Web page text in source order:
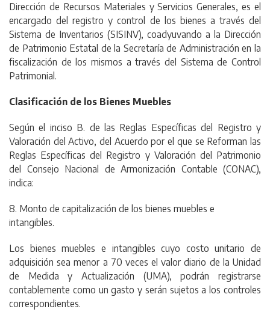
Dirección de Recursos Materiales y Servicios Generales, es el
encargado del registro y control de los bienes a través del
Sistema de Inventarios (SISINV), coadyuvando a la Dirección
de Patrimonio Estatal de la Secretaría de Administración en la
fiscalización de los mismos a través del Sistema de Control
Patrimonial.
Clasificación de los Bienes Muebles
Según el inciso B. de las Reglas Específicas del Registro y
Valoración del Activo, del Acuerdo por el que se Reforman las
Reglas Específicas del Registro y Valoración del Patrimonio
del Consejo Nacional de Armonización Contable (CONAC),
indica:
8. Monto de capitalización de los bienes muebles e
intangibles.
Los bienes muebles e intangibles cuyo costo unitario de
adquisición sea menor a 70 veces el valor diario de la Unidad
de Medida y Actualización (UMA), podrán registrarse
contablemente como un gasto y serán sujetos a los controles
correspondientes.